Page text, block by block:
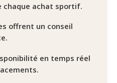
achat sportif.
offrent un conseil
en temps réel